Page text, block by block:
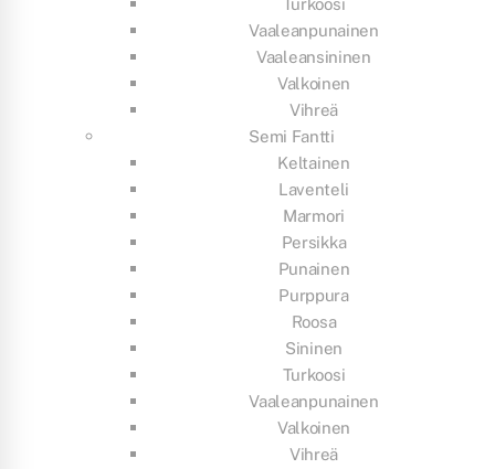
Vaaleanpunainen
Vaaleansininen
Valkoinen
Vihreä
Semi Fantti
Keltainen
Laventeli
Marmori
Persikka
Punainen
Purppura
Roosa
Sininen
Turkoosi
Vaaleanpunainen
Valkoinen
Vihreä